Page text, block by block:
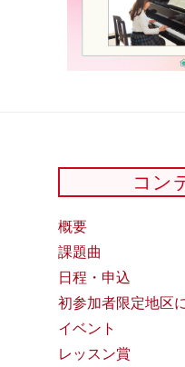
コン
概要
課題曲
日程・申込
初参加者限定地区
イベント
レッスン賞